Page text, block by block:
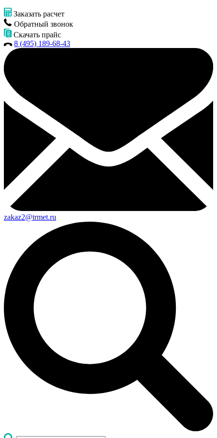
Заказать расчет
Обратный звонок
Скачать прайс
8 (495) 189-68-43
zakaz2@trmet.ru